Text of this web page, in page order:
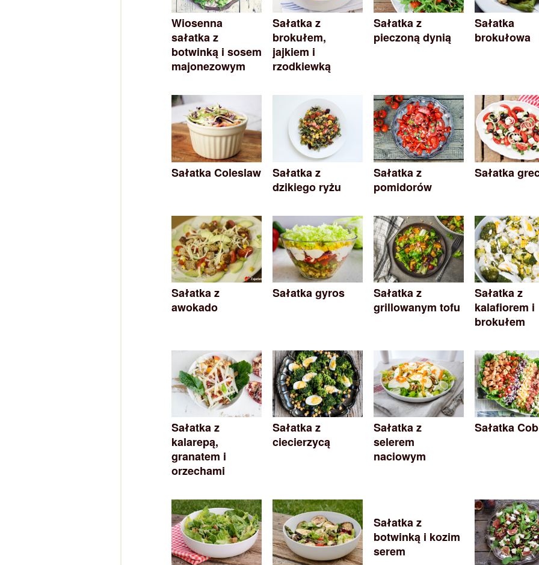
Wiosenna
sałatka z
botwinką i sosem
majonezowym
Sałatka z
brokułem,
jajkiem i
rzodkiewką
Sałatka z
pieczoną dynią
Sałatka
brokułowa
Sałatka Coleslaw
Sałatka z
dzikiego ryżu
Sałatka z
pomidorów
Sałatka
Sałatka z
awokado
Sałatka gyros
Sałatka z
grillowanym tofu
Sałatka z
kalafiorem i
brokułem
Sałatka z
kalarepą,
granatem i
orzechami
Sałatka z
ciecierzycą
Sałatka z
selerem
naciowym
Sałatka
Sałatka z
botwinką i kozim
serem